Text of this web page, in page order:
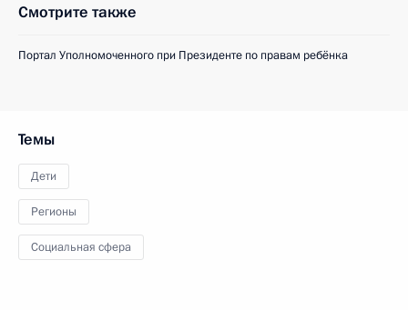
Смотрите также
Портал Уполномоченного при Президенте по правам ребёнка
Темы
Дети
Регионы
Социальная сфера